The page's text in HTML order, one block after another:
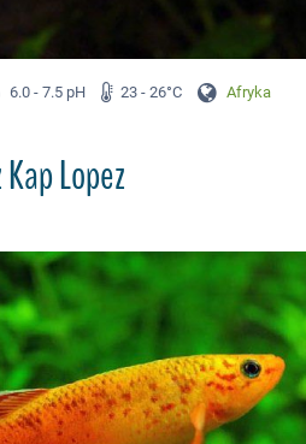
6.0 - 7.5 pH 23 - 26°C Afryka
Lopez